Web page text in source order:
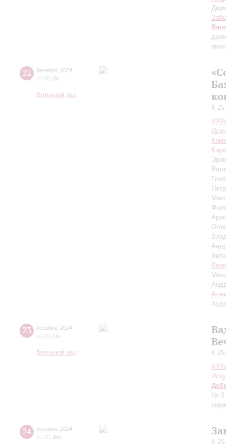
22 декабря 2024
20:00 Вс
Большой зал
К
23 декабря 2024
20:00 Пн
Большой зал
К
№ 3
24 декабря 2024
20:00 Вт
К